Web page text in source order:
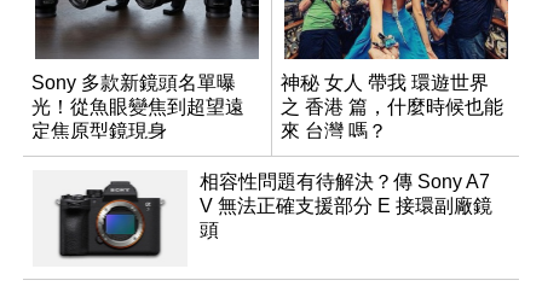
Sony 多款新鏡頭名單曝
光！從魚眼變焦到超望遠
定焦原型鏡現身
神秘 女人 帶我 環遊世界
之 香港 篇，什麼時候也能
來 台灣 嗎？
相容性問題有待解決？傳 Sony A7
V 無法正確支援部分 E 接環副廠鏡
頭